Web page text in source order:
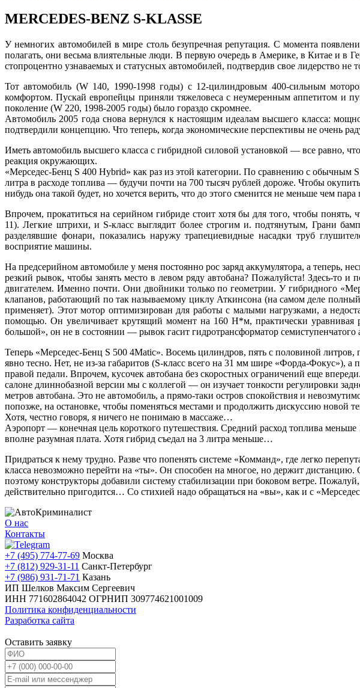
MERCEDES-BENZ S-KLASSE
У немногих автомобилей в мире столь безупречная репутация. С момента
полагать, они весьма влиятельные люди. В первую очередь в Америке, в Китае и в
стопроцентно узнаваемых и статусных автомобилей, подтвердив свое лидерство
Тот автомобиль (W 140, 1990-1998 годы) с 12-цилиндровым 400-сильным
комфортом. Пускай европейцы приняли тяжеловеса с неумеренным аппетитом и
поколение (W 220, 1998-2005 годы) было гораздо скромнее.
Автомобиль 2005 года снова вернулся к настоящим идеалам высшего класса:
подтвердили концепцию. Что теперь, когда экономические перспективы не очень
Иметь автомобиль высшего класса с гибридной силовой установкой — все равно,
реакция окружающих.
«Мерседес-Бенц S 400 Hybrid» как раз из этой категории. По сравнению с
литра в расходе топлива — будучи почти на 700 тысяч рублей дороже. Чтобы
нибудь она такой будет, но хочется верить, что до этого сменится не меньше чем
Впрочем, прокатиться на серийном гибриде стоит хотя бы для того, чтобы
11). Легкие штрихи, и S-класс выглядит более строгим и. подтянутым, Грани
разделявшие фонари, показались наружу трапециевидные насадки труб
восприятие машины.
На предсерийном автомобиле у меня постоянно рос заряд аккумулятора, а теперь,
резкий рывок, чтобы занять место в левом ряду автобана? Пожалуйста! Здесь-то
двигателем. Именно почти. Они двойники только по геометрии. У гибридного
клапанов, работающий по так называемому циклу Аткинсона (на самом деле
применяет). Этот мотор оптимизирован для работы с малыми нагрузками, а
помощью. Он увеличивает крутящий момент на 160 Н*м, практически уравнивая
большой», он не в состоянии — рывок гасит гидротрансформатор семиступенчатого
Теперь «Мерседес-Бенц S 500 4Matic». Восемь цилиндров, пять с половиной
явно тесно. Нет, не из-за габаритов (S-класс всего на 31 мм шире «Форда-Фокус»),
правой педали. Впрочем, кусочек автобана без скоростных ограничений еще
салоне длиннобазной версии мы с коллегой — он изучает тонкости регулировки
метров автобана. Это не автомобиль, а прямо-таки остров спокойствия и
попозже, на остановке, чтобы поменяться местами и продолжить дискуссию новой
Хотя, честно говоря, я ничего не понимаю в массаже…
Аэропорт — конечная цель короткого путешествия. Средний расход топлива
вполне разумная плата. Хотя гибрид съедал на 3 литра меньше…
Придраться к нему трудно. Разве что попенять системе «Комманд», где легко
класса невозможно перейти на «ты». Он способен на многое, но держит
поэтому конструкторы добавили систему стабилизации при боковом ветре.
действительно пригодится… Со стихией надо обращаться на «вы», как и с
О нас
Контакты
+7 (495) 774-77-69 Москва
+7 (812) 929-31-11 Санкт-Петербург
+7 (986) 931-71-71 Казань
ИП Шелков Максим Сергеевич
ИНН 771602864042 ОГРНИП 309774621001009
Политика конфиденциальности
Разработка сайта
Оставить заявку